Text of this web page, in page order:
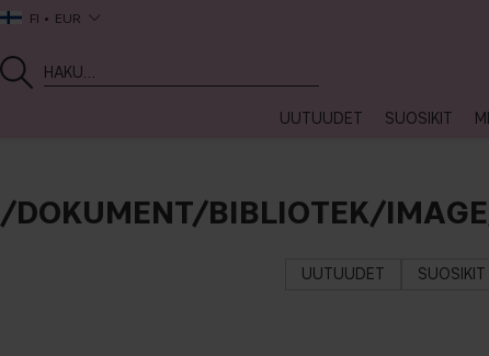
FI EUR
UUTUUDET SUOSIKIT
/DOKUMENT/BIBLIOTEK/
UUTUUDET SUOSIKIT